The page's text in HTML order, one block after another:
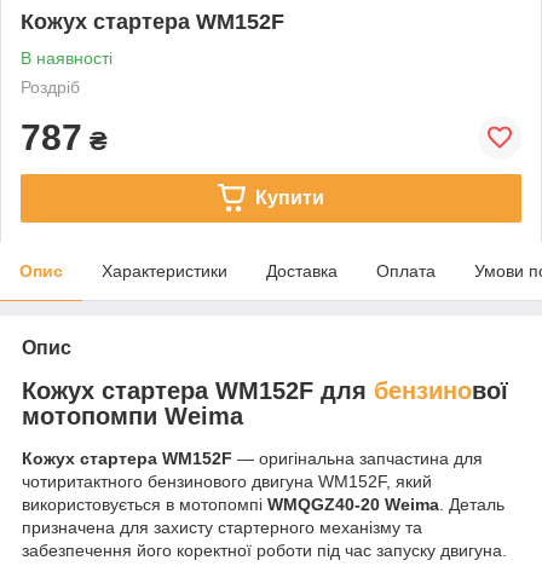
Кожух стартера WM152F
В наявності
Роздріб
787 ₴
Купити
Опис Характеристики Доставка Оплата Умови
Опис
Кожух стартера WM152F для бензинової
мотопомпи Weima
Кожух стартера WM152F — оригінальна запчастина для
чотиритактного бензинового двигуна WM152F, який
використовується в мотопомпі WMQGZ40-20 Weima. Деталь
призначена для захисту стартерного механізму та
забезпечення його коректної роботи під час запуску двигуна.